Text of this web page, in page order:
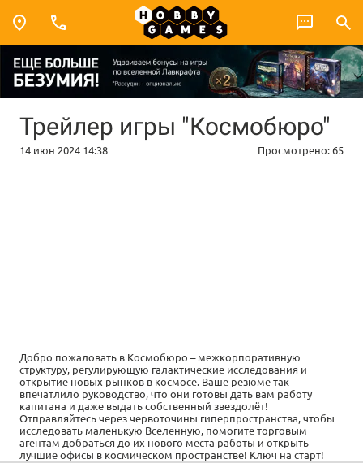
Трейлер игры "Космобюро"
14 июн 2024 14:38 Просмотрено:65
Добро пожаловать в Космобюро – межкорпоративную
структуру, регулирующую галактические исследования и
открытие новых рынков в космосе. Ваше резюме так
впечатлило руководство, что они готовы дать вам работу
капитана и даже выдать собственный звездолёт!
Отправляйтесь через червоточины гиперпространства, чтобы
исследовать маленькую Вселенную, помогите торговым
агентам добраться до их нового места работы и открыть
лучшие офисы в космическом пространстве! Ключ на старт!